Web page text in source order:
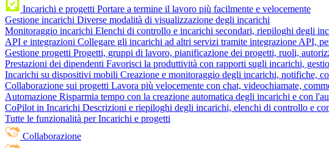
Incarichi e progetti Portare a termine il lavoro più facilmente e velocemente
Gestione incarichi Diverse modalità di visualizzazione degli incarichi
Monitoraggio incarichi Elenchi di controllo e incarichi secondari, riepiloghi degli
API e integrazioni Collegare gli incarichi ad altri servizi tramite integrazione API,
Gestione progetti Progetti, gruppi di lavoro, pianificazione dei progetti, ruoli,
Prestazioni dei dipendenti Favorisci la produttività con rapporti sugli incarichi,
Incarichi su dispositivi mobili Creazione e monitoraggio degli incarichi, notifiche,
Collaborazione sui progetti Lavora più velocemente con chat, videochiamate,
Automazione Risparmia tempo con la creazione automatica degli incarichi e con
CoPilot in Incarichi Descrizioni e riepiloghi degli incarichi, elenchi di controllo e
Tutte le funzionalità per Incarichi e progetti
Collaborazione